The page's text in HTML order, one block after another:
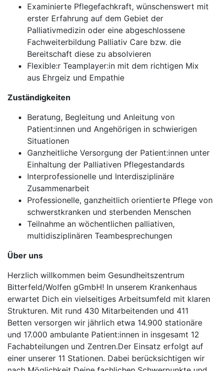
Examinierte Pflegefachkraft, wünschenswert mit
erster Erfahrung auf dem Gebiet der
Palliativmedizin oder eine abgeschlossene
Fachweiterbildung Palliativ Care bzw. die
Bereitschaft diese zu absolvieren
Flexible:r Teamplayer:in mit dem richtigen Mix
aus Ehrgeiz und Empathie
Zuständigkeiten
Beratung, Begleitung und Anleitung von
Patient:innen und Angehörigen in schwierigen
Situationen
Ganzheitliche Versorgung der Patient:innen unter
Einhaltung der Palliativen Pflegestandards
Interprofessionelle und Interdisziplinäre
Zusammenarbeit
Professionelle, ganzheitlich orientierte Pflege von
schwerstkranken und sterbenden Menschen
Teilnahme an wöchentlichen palliativen,
multidisziplinären Teambesprechungen
Über uns
Herzlich willkommen beim Gesundheitszentrum
Bitterfeld/Wolfen gGmbH! In unserem Krankenhaus
erwartet Dich ein vielseitiges Arbeitsumfeld mit klaren
Strukturen. Mit rund 430 Mitarbeitenden und 411
Betten versorgen wir jährlich etwa 14.900 stationäre
und 17.000 ambulante Patient:innen in insgesamt 12
Fachabteilungen und Zentren.Der Einsatz erfolgt auf
einer unserer 11 Stationen. Dabei berücksichtigen wir